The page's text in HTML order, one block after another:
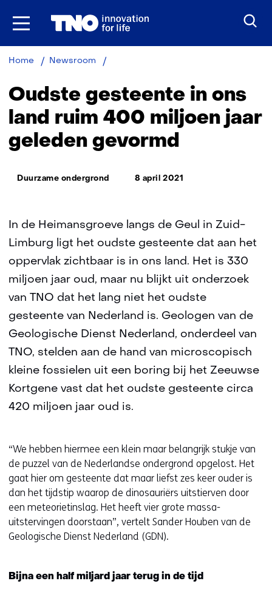
Ga
Home Newsroom
ons
land
ruim
400
miljoen
geleden
Oudste gesteente in ons
land ruim 400 miljoen jaar
geleden gevormd
Thema:
Duurzame ondergrond 8 april 2021
In de Heimansgroeve langs de Geul in Zuid-
Limburg ligt het oudste gesteente dat aan het
oppervlak zichtbaar is in ons land. Het is 330
miljoen jaar oud, maar nu blijkt uit onderzoek
van TNO dat het lang niet het oudste
gesteente van Nederland is. Geologen van de
Geologische Dienst Nederland, onderdeel van
TNO, stelden aan de hand van microscopisch
kleine fossielen uit een boring bij het Zeeuwse
Kortgene vast dat het oudste gesteente circa
420 miljoen jaar oud is.
“We hebben hiermee een klein maar belangrijk stukje van
de puzzel van de Nederlandse ondergrond opgelost. Het
gaat hier om gesteente dat maar liefst zes keer ouder is
dan het tijdstip waarop de dinosauriërs uitstierven door
een meteorietinslag. Het heeft vier grote massa-
uitstervingen doorstaan”, vertelt Sander Houben van de
Geologische Dienst Nederland (GDN).
Bijna een half miljard jaar terug in de tijd